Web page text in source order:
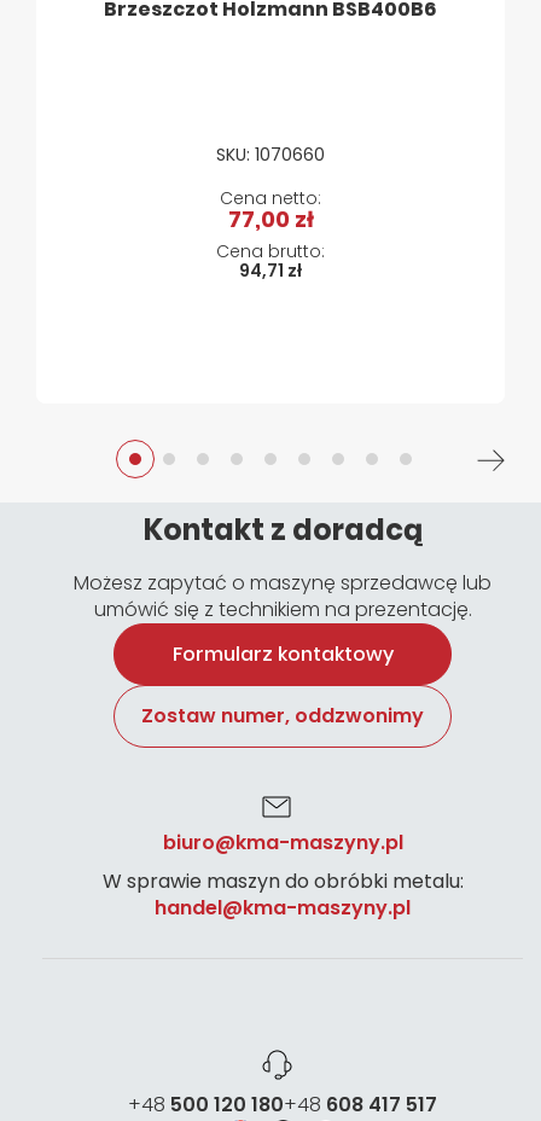
Brzeszczot Holzmann BSB400B6
SKU: 1070660
94,71 zł
77,00 zł
Kontakt z doradcą
Możesz zapytać o maszynę sprzedawcę lub
umówić się z technikiem na prezentację.
Formularz kontaktowy
Zostaw numer, oddzwonimy
biuro@kma-maszyny.pl
W sprawie maszyn do obróbki metalu:
handel@kma-maszyny.pl
+48 500 120 180+48 608 417 517